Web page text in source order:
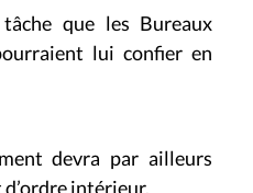
que les Bureaux
lui confier en
devra par ailleurs
intérieur.